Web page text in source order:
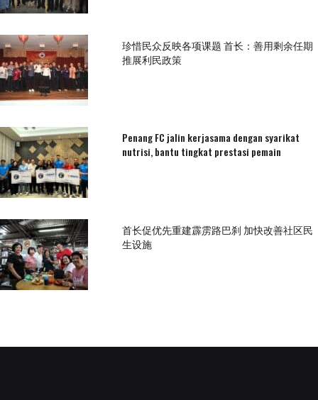
珍惜民众反映各项课题 首长：善用剩余任期
推展利民政策
Penang FC jalin kerjasama dengan syarikat
nutrisi, bantu tingkat prestasi pemain
首长促优先重建霹雳路巴刹 加快改善社区民
生设施